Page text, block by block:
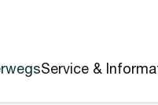
Service &